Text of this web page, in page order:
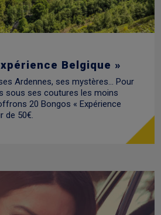
Belgique »
Ardennes, ses mystères… Pour
sous ses coutures les moins
20 Bongos « Expérience
de 50€.